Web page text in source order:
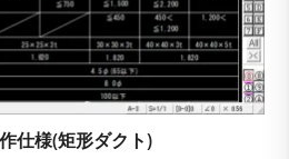
仕様(矩形ダクト)